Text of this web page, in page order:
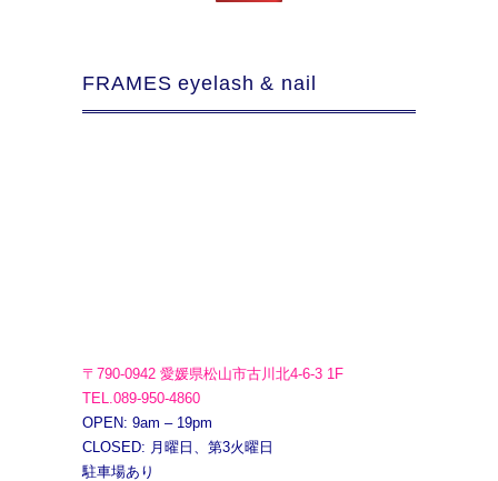
FRAMES eyelash & nail
〒790-0942 愛媛県松山市古川北4-6-3 1F
TEL.089-950-4860
OPEN: 9am – 19pm
CLOSED: 月曜日、第3火曜日
駐車場あり